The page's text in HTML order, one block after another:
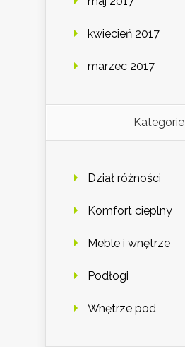
kwiecień 2017
marzec 2017
Kategorie
Dział różności
Komfort cieplny
Meble i wnętrze
Podłogi
Wnętrze pod